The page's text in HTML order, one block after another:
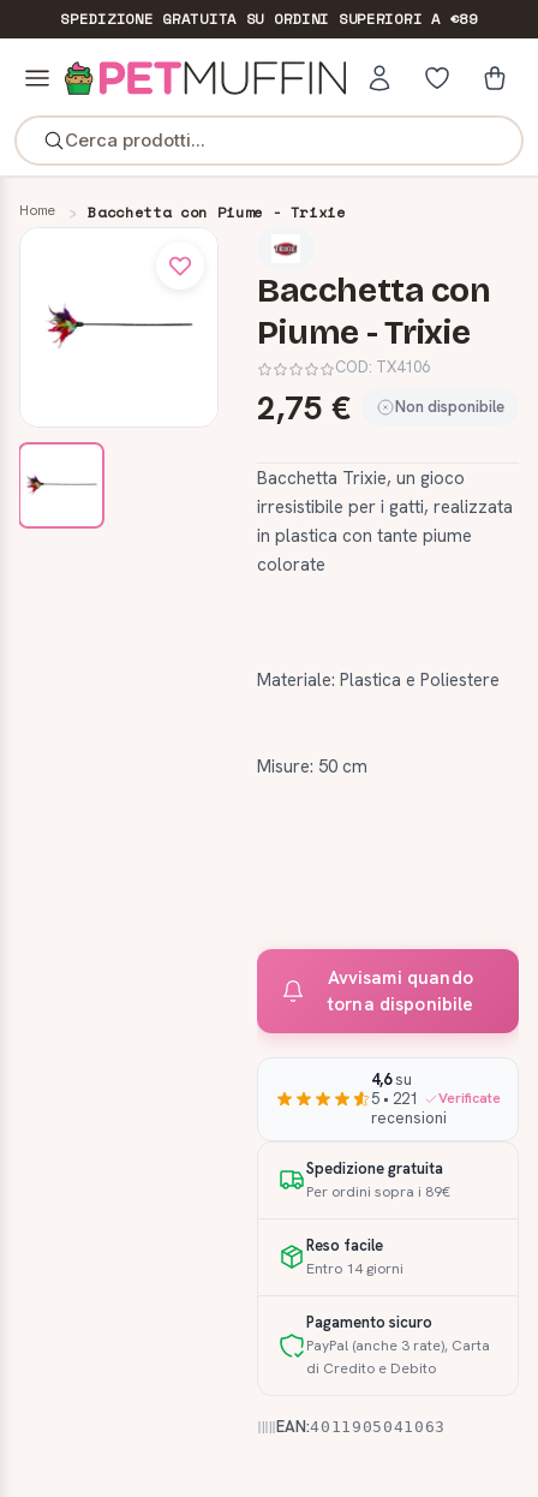
SPEDIZIONE GRATUITASU ORDINI SUPERIORI A €89
Cerca prodotti...
Home Bacchetta con Piume - Trixie
Bacchetta con
Piume - Trixie
COD: TX4106
2,75 € Non disponibile
Bacchetta Trixie, un gioco
irresistibile per i gatti, realizzata
in plastica con tante piume
colorate
Materiale: Plastica e Poliestere
Misure: 50 cm
Avvisami quando
torna disponibile
4,6su
5 • 221
recensioni
Verificate
Spedizione gratuita
Per ordini sopra i 89€
Reso facile
Entro 14 giorni
Pagamento sicuro
PayPal (anche 3 rate), Carta
di Credito e Debito
EAN:4011905041063